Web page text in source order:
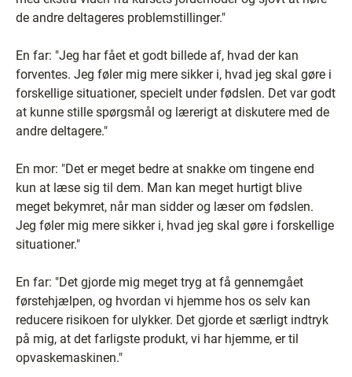
de andre deltageres problemstillinger."
En far: "Jeg har fået et godt billede af, hvad der kan
forventes. Jeg føler mig mere sikker i, hvad jeg skal gøre i
forskellige situationer, specielt under fødslen. Det var godt
at kunne stille spørgsmål og lærerigt at diskutere med de
andre deltagere."
En mor: "Det er meget bedre at snakke om tingene end
kun at læse sig til dem. Man kan meget hurtigt blive
meget bekymret, når man sidder og læser om fødslen.
Jeg føler mig mere sikker i, hvad jeg skal gøre i forskellige
situationer."
En far: "Det gjorde mig meget tryg at få gennemgået
førstehjælpen, og hvordan vi hjemme hos os selv kan
reducere risikoen for ulykker. Det gjorde et særligt indtryk
på mig, at det farligste produkt, vi har hjemme, er til
opvaskemaskinen."